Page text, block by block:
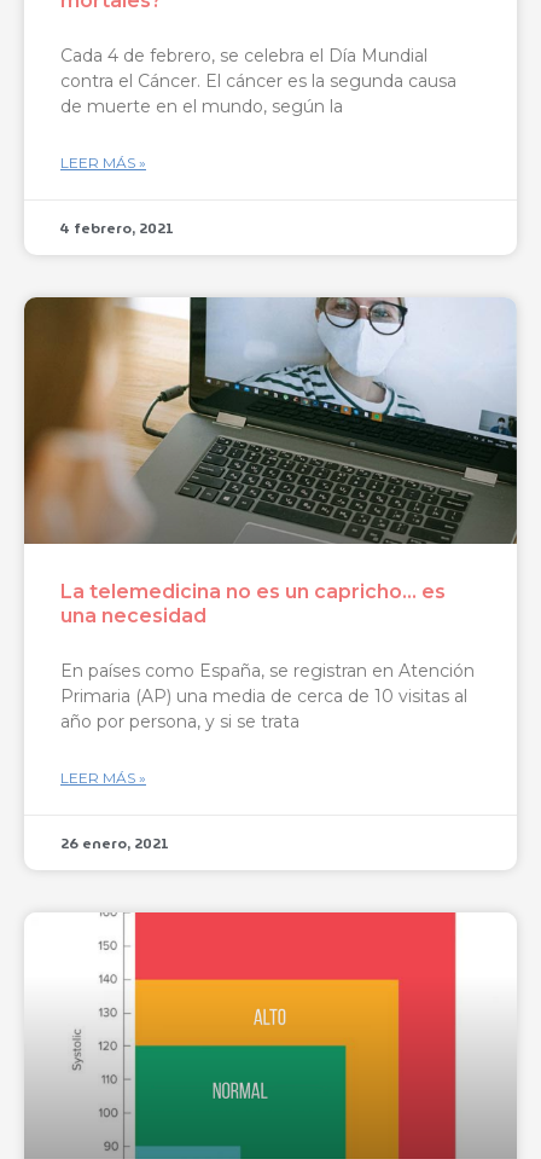
Cada 4 de febrero, se celebra el Día Mundial
contra el Cáncer. El cáncer es la segunda causa
de muerte en el mundo, según la
LEER MÁS »
4 febrero, 2021
La telemedicina no es un capricho… es
una necesidad
En países como España, se registran en Atención
Primaria (AP) una media de cerca de 10 visitas al
año por persona, y si se trata
LEER MÁS »
26 enero, 2021